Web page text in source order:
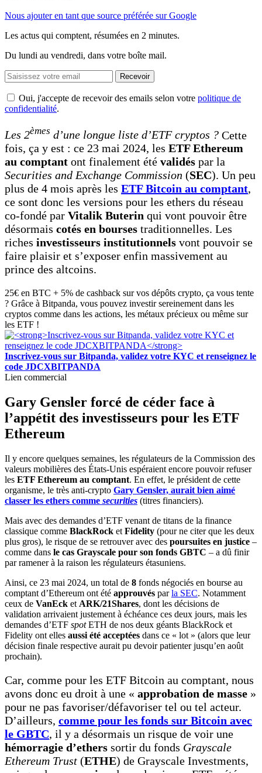
Nous ajouter en tant que source préférée sur Google
Les actus qui comptent, résumées en 2 minutes.
Du lundi au vendredi, dans votre boîte mail.
Recevoir
Oui, j'accepte de recevoir des emails selon votre politique de
confidentialité.
Les 2èmes d’une longue liste d’ETF cryptos ? Cette
fois, ça y est : ce 23 mai 2024, les ETF Ethereum
au comptant ont finalement été validés par la
Securities and Exchange Commission (SEC). Un peu
plus de 4 mois après les ETF Bitcoin au comptant,
ce sont donc les versions pour les ethers du réseau
co-fondé par Vitalik Buterin qui vont pouvoir être
désormais cotés en bourses traditionnelles. Les
riches investisseurs institutionnels vont pouvoir se
faire plaisir et s’exposer enfin massivement au
prince des altcoins.
25€ en BTC + 5% de cashback sur vos dépôts crypto, ça vous tente
? Grâce à Bitpanda, vous pouvez investir sereinement dans les
cryptos comme dans les actions, les métaux précieux ou même sur
les ETF !
Inscrivez-vous sur Bitpanda, validez votre KYC et renseignez le
code JDCXBITPANDA
Lien commercial
Gary Gensler forcé de céder face à
l’appétit des investisseurs pour les ETF
Ethereum
Il y encore quelques semaines, les régulateurs de la Commission des
valeurs mobilières des États-Unis espéraient encore pouvoir refuser
les ETF Ethereum au comptant. En effet, le président de cette
organisme, le très anti-crypto Gary Gensler, aurait bien aimé
classer les ethers comme securities (titres financiers).
Mais avec des demandes d’ETF venant de titans de la finance
classique comme BlackRock et Fidelity (pour ne citer que les deux
plus gros), le risque de se retrouver avec des poursuites en justice –
comme dans le cas Grayscale pour son fonds GBTC – a dû finir
par ramener à la raison les régulateurs étasuniens.
Ainsi, ce 23 mai 2024, un total de 8 fonds négociés en bourse au
comptant d’Ethereum ont été approuvés parla SEC. Notamment
ceux de VanEck et ARK/21Shares, dont les décisions de
validation arrivaient justement à échéance ces deux jours, mais les
demandes d’ETF spotETH de nos deux géants BlackRock et
Fidelity ont elles aussi été acceptées dans ce « lot » (alors que leur
décision finale respective aurait pu devoir patienter jusqu’en août
prochain).
Car, comme pour les ETF Bitcoin au comptant, nous
avons donc eu droit à une « approbation de masse »
pour ne pas favoriser/défavoriser tel ou tel acteur.
D’ailleurs, comme pour les fonds sur Bitcoin avec
le GBTC, il y a désormais un risque de voir une
hémorragie d’ethers sortir du fonds Grayscale
Ethereum Trust (ETHE) de Grayscale Investments,